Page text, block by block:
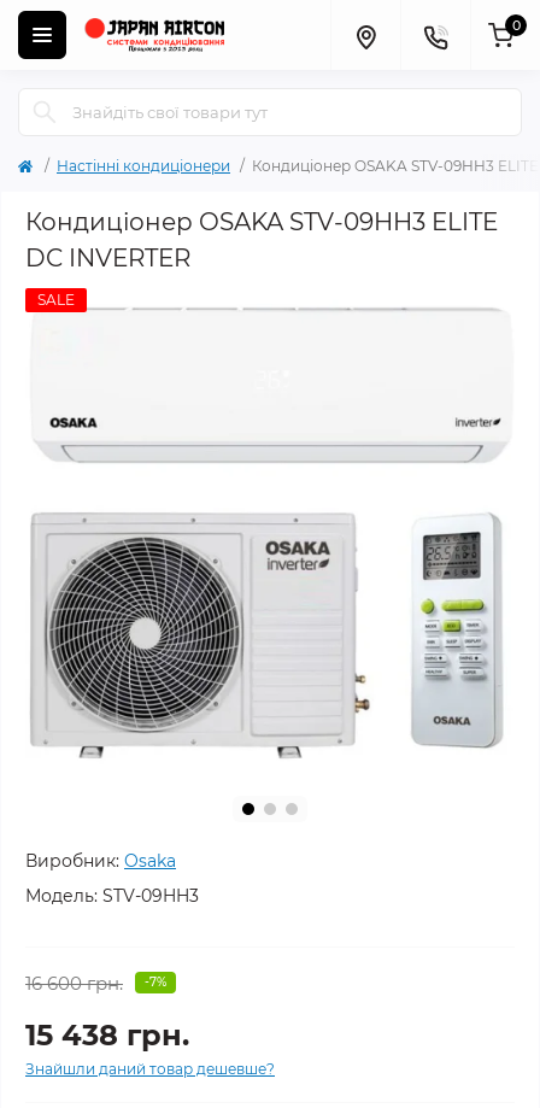
0
Настінні кондиціонери Кондиціонер OSAKA STV-09HH3
Кондиціонер OSAKA STV-09HH3 ELITE
DC INVERTER
SALE
Виробник: Osaka
Модель: STV-09HH3
16 600 грн. -7%
15 438 грн.
Знайшли даний товар дешевше?